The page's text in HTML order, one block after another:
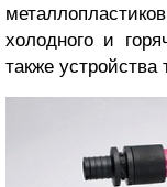
холодного и
также устройства